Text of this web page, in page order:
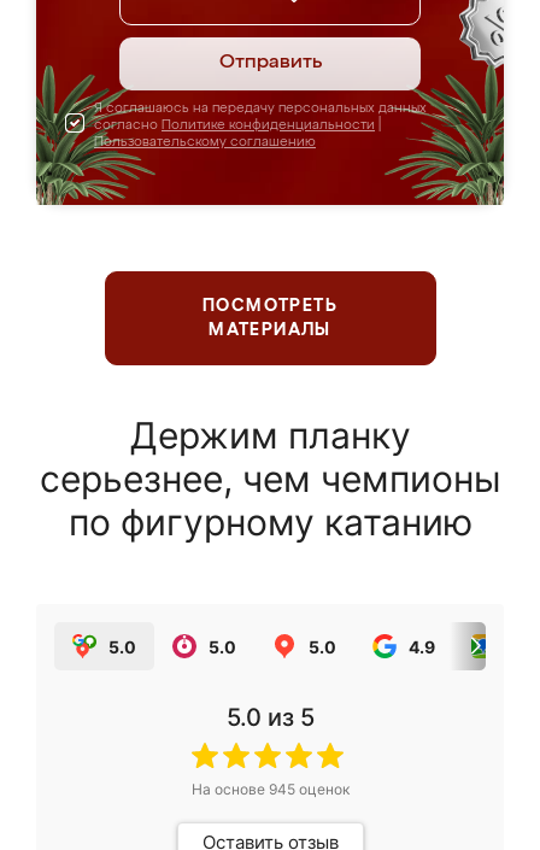
Отправить
Я соглашаюсь на передачу персональных данных
согласно Политике конфиденциальности
Пользовательскому соглашению
ПОСМОТРЕТЬ
МАТЕРИАЛЫ
Держим планку
серьезнее, чем чемпионы
по фигурному катанию
5.0 5.0 5.0 4.9
5.0 из 5
На основе 945оценок
Оставить отзыв